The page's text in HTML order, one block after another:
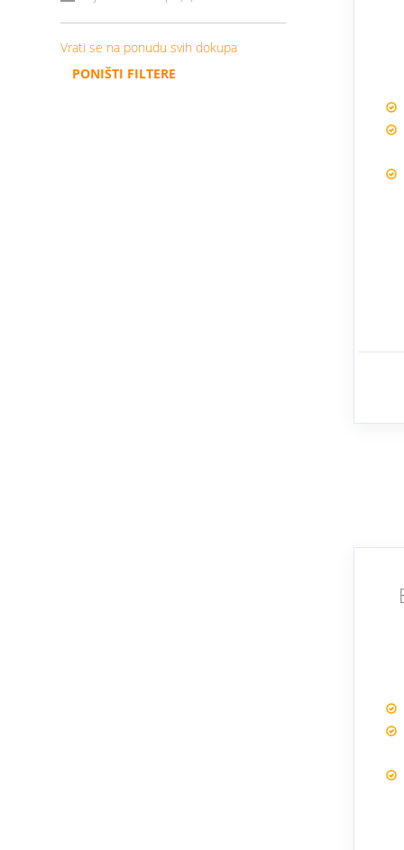
Vrati se na ponudu svih dokupa
PONIŠTI FILTERE